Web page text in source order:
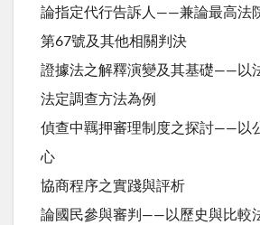
論指定代行告訴人——兼論最高法
第67號及其他相關判決
證據法之解釋演變及其基礎——以
法定調查方法為例
偵查中羈押審理制度之探討——以
心
協商程序之實踐與評析
論國民參與審判——以歷史與比較